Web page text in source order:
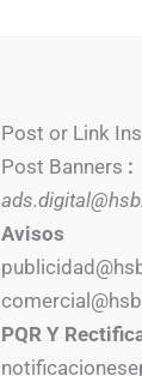
Post or Link
Post Banners :
Avisos
PQR Y